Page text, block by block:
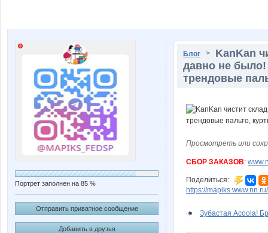
Портрет заполнен на 85 %
Отправить приватное сообщение
Добавить в друзья
Блог > KanKan
давно не
трендовые
Просмотреть или
СБОР ЗАКАЗОВ:
Поделиться:
https://mapiks.www.nn.ru/
Зубастая Acoola!